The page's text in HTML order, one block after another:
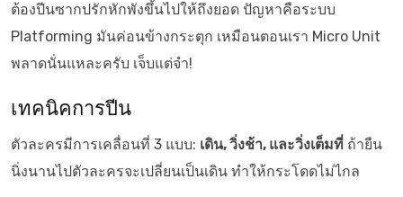
ต้องปีนซากปรักหักพังขึ้นไปให้ถึงยอด ปัญหาคือระบบ
Platforming มันค่อนข้างกระตุก เหมือนตอนเรา Micro Unit
พลาดนั่นแหละครับ เจ็บแต่จำ!
เทคนิคการปีน
ตัวละครมีการเคลื่อนที่ 3 แบบ: เดิน, วิ่งช้า, และวิ่งเต็มที่ ถ้ายืน
นิ่งนานไปตัวละครจะเปลี่ยนเป็นเดิน ทำให้กระโดดไม่ไกล